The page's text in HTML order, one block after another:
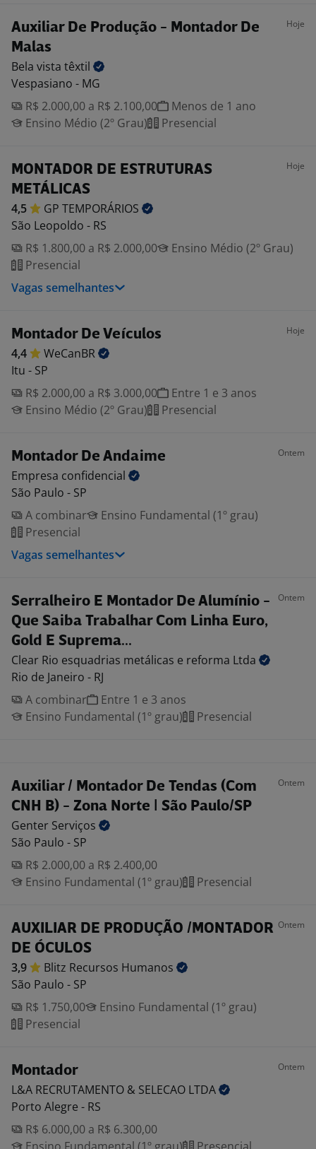
Auxiliar De Produção - Montador De
Malas
Hoje
Bela vista têxtil
Vespasiano - MG
R$ 2.000,00 a R$ 2.100,00
Menos de 1 ano
Ensino Médio (2º Grau)
Presencial
MONTADOR DE ESTRUTURAS
METÁLICAS
Hoje
4,5 GP TEMPORÁRIOS
São Leopoldo - RS
R$ 1.800,00 a R$ 2.000,00
Ensino Médio (2º Grau)
Presencial
Vagas semelhantes
Montador De Veículos Hoje
4,4
WeCanBR
Itu - SP
R$ 2.000,00 a R$ 3.000,00
Entre 1 e 3 anos
Ensino Médio (2º Grau)
Presencial
Montador De Andaime Ontem
Empresa confidencial
São Paulo - SP
A combinar
Ensino Fundamental (1º grau)
Presencial
Vagas semelhantes
Serralheiro E Montador De Alumínio -
Que Saiba Trabalhar Com Linha Euro,
Gold E Suprema...
Ontem
Clear Rio esquadrias metálicas e reforma Ltda
Rio de Janeiro - RJ
A combinar
Entre 1 e 3 anos
Ensino Fundamental (1º grau)
Presencial
Auxiliar / Montador De Tendas (Com
CNH B) - Zona Norte | São Paulo/SP
Ontem
Genter Serviços
São Paulo - SP
R$ 2.000,00 a R$ 2.400,00
Ensino Fundamental (1º grau)
Presencial
AUXILIAR DE PRODUÇÃO /MONTADOR
DE ÓCULOS
Ontem
3,9 Blitz Recursos Humanos
São Paulo - SP
R$ 1.750,00
Ensino Fundamental (1º grau)
Presencial
Montador Ontem
L&A RECRUTAMENTO & SELECAO LTDA
Porto Alegre - RS
R$ 6.000,00 a R$ 6.300,00